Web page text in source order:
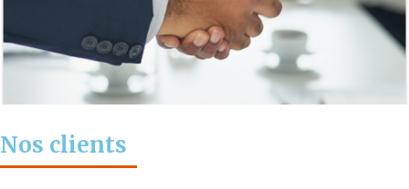
Nos clients